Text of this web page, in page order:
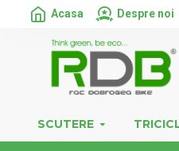
Acasa Despre noi
SCUTERE